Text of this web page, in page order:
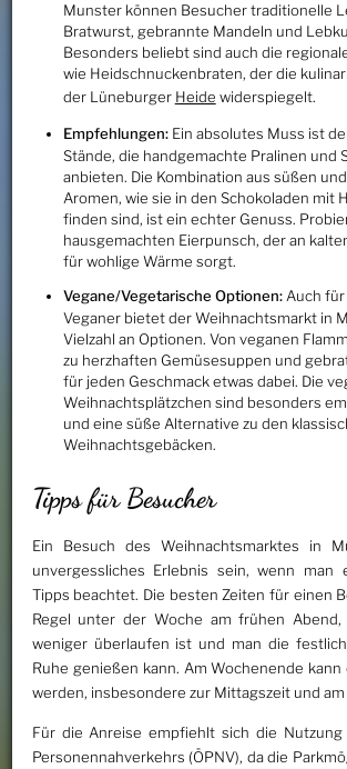
Munster können Besucher traditionelle
Bratwurst, gebrannte Mandeln und
Besonders beliebt sind auch die
wie Heidschnuckenbraten, der die
der Lüneburger Heide widerspiegelt.
Empfehlungen:Ein absolutes Muss ist
Stände, die handgemachte Pralinen und
anbieten. Die Kombination aus süßen
Aromen, wie sie in den Schokoladen mit
finden sind, ist ein echter Genuss.
hausgemachten Eierpunsch, der an
für wohlige Wärme sorgt.
Vegane/Vegetarische Optionen:Auch für
Veganer bietet der Weihnachtsmarkt in
Vielzahl an Optionen. Von veganen
zu herzhaften Gemüsesuppen und
für jeden Geschmack etwas dabei. Die
Weihnachtsplätzchen sind besonders
und eine süße Alternative zu den
Weihnachtsgebäcken.
Tipps für Besucher
Ein Besuch des Weihnachtsmarktes in
unvergessliches Erlebnis sein, wenn man
Tipps beachtet. Die besten Zeiten für einen
Regel unter der Woche am frühen
weniger überlaufen ist und man die
Ruhe genießen kann. Am Wochenende
werden, insbesondere zur Mittagszeit und
Für die Anreise empfiehlt sich die
Personennahverkehrs (ÖPNV), da die